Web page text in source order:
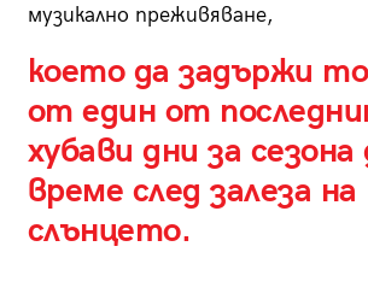
музикално преживяване,
което да задържи
от един от
хубави дни за сезона
време след залеза на
слънцето.